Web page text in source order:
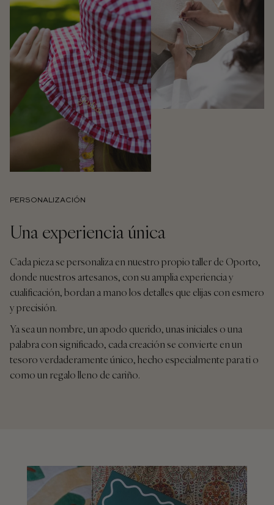
PERSONALIZACIÓN
Una experiencia única
Cada pieza se personaliza en nuestro propio taller de Oporto,
donde nuestros artesanos, con su amplia experiencia y
cualificación, bordan a mano los detalles que elijas con esmero
y precisión.
Ya sea un nombre, un apodo querido, unas iniciales o una
palabra con significado, cada creación se convierte en un
tesoro verdaderamente único, hecho especialmente para ti o
como un regalo lleno de cariño.